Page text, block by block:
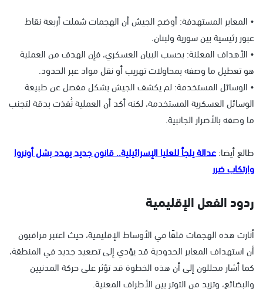
• المعابر المستهدفة: أوضح الجيش أن الهجمات شملت أربعة نقاط
عبور رئيسية بين سورية ولبنان.
• الأهداف المعلنة: بحسب البيان العسكري، فإن الهدف من العملية
هو تعطيل ما وصفه بمحاولات تهريب أو نقل مواد عبر الحدود.
• الوسائل المستخدمة: لم يكشف الجيش بشكل مفصل عن طبيعة
الوسائل العسكرية المستخدمة، لكنه أكد أن العملية نُفذت بدقة لتجنب
ما وصفه بالأضرار الجانبية.
طالع أيضا:عدالة يلجأ للعليا الإسرائيلية.. قانون جديد يهدد بشل أونروا
وارتكاب ضرر
ردود الفعل الإقليمية
أثارت هذه الهجمات قلقًا في الأوساط الإقليمية، حيث اعتبر مراقبون
أن استهداف المعابر الحدودية قد يؤدي إلى تصعيد جديد في المنطقة،
كما أشار محللون إلى أن هذه الخطوة قد تؤثر على حركة المدنيين
والبضائع، وتزيد من التوتر بين الأطراف المعنية.